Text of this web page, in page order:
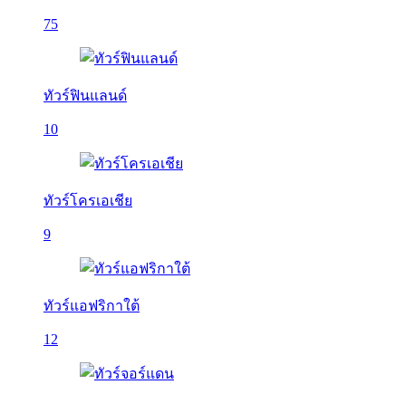
75
ทัวร์ฟินแลนด์
10
ทัวร์โครเอเชีย
9
ทัวร์แอฟริกาใต้
12